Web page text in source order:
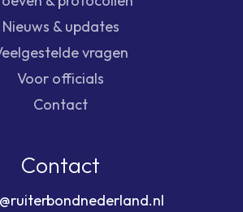
Nieuws & updates
vragen
Voor officials
Contact
Contact